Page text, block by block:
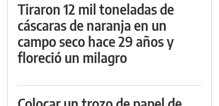
Tiraron 12 mil toneladas de
cáscaras de naranja en un
campo seco hace 29 años y
floreció un milagro